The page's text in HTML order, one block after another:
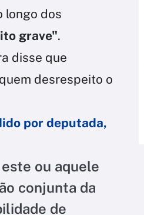
longo dos
grave".
disse que
desrespeito o
por deputada,
ou aquele
conjunta da
de